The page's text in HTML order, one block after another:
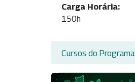
Carga Horária:
150h
Cursos do Programa